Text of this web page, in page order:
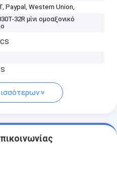
Paypal, Western Union,
32R μίνι ομοαξονικό